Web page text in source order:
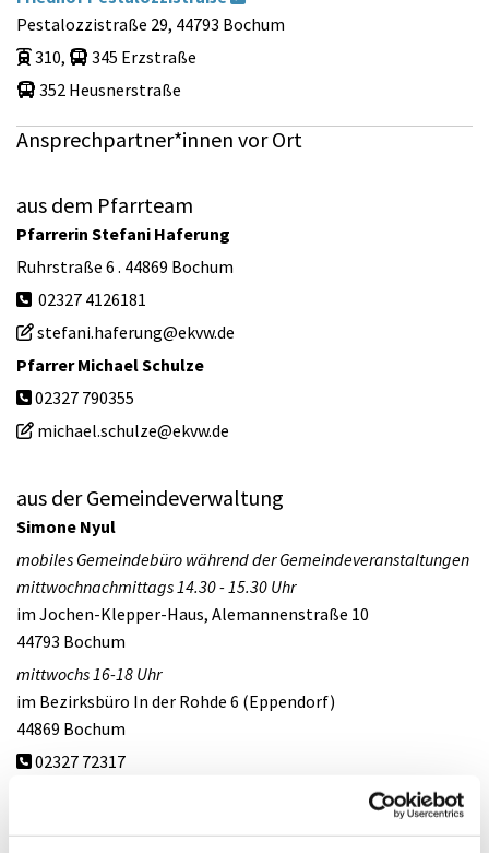
Pestalozzistraße 29, 44793 Bochum
310,  345 Erzstraße
 352 Heusnerstraße
Ansprechpartner*innen vor Ort
aus dem Pfarrteam
Pfarrerin Stefani Haferung
Ruhrstraße 6 . 44869 Bochum
 02327 4126181
stefani.haferung@ekvw.de
Pfarrer Michael Schulze
02327 790355
 michael.schulze@ekvw.de
aus der Gemeindeverwaltung
Simone Nyul
mobiles Gemeindebüro während der Gemeindeveranstaltungen
mittwochnachmittags 14.30 - 15.30 Uhr
im Jochen-Klepper-Haus, Alemannenstraße 10
44793 Bochum
mittwochs 16-18 Uhr
im Bezirksbüro In der Rohde 6 (Eppendorf)
44869 Bochum
02327 72317